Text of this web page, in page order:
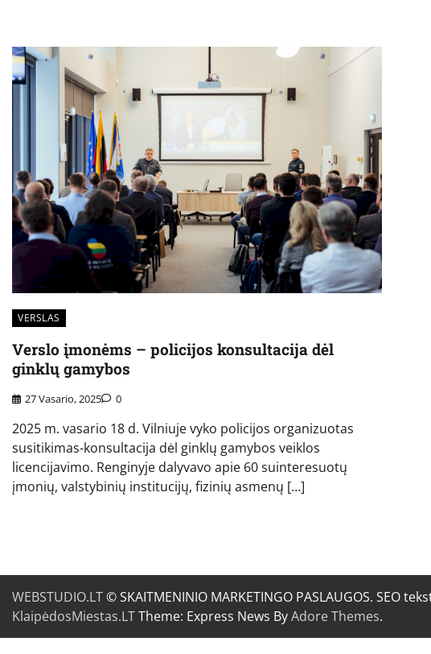
VERSLAS
Verslo įmonėms – policijos konsultacija dėl
ginklų gamybos
27 Vasario, 2025 0
2025 m. vasario 18 d. Vilniuje vyko policijos organizuotas
susitikimas-konsultacija dėl ginklų gamybos veiklos
licencijavimo. Renginyje dalyvavo apie 60 suinteresuotų
įmonių, valstybinių institucijų, fizinių asmenų […]
WEBSTUDIO.LT© SKAITMENINIO MARKETINGO PASLAUGOS.
KlaipėdosMiestas.LTTheme: Express News ByAdore Themes.